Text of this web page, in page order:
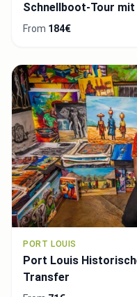
Schnellboot-Tour
From 184€
PORT LOUIS
Port Louis
Transfer